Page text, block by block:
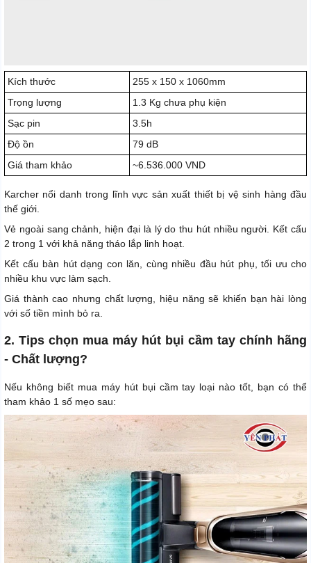
Kích thước
255 x 150 x 1060mm
Trọng lượng
1.3 Kg chưa phụ kiện
Sạc pin
3.5h
Độ ồn
79 dB
Giá tham khảo
~6.536.000 VND
Karcher nổi danh trong lĩnh vực sản xuất thiết bị vệ sinh hàng đầu
thế giới.
Vẻ ngoài sang chảnh, hiện đại là lý do thu hút nhiều người. Kết cấu
2 trong 1 với khả năng tháo lắp linh hoạt.
Kết cấu bàn hút dạng con lăn, cùng nhiều đầu hút phụ, tối ưu cho
nhiều khu vực làm sạch.
Giá thành cao nhưng chất lượng, hiệu năng sẽ khiến bạn hài lòng
với số tiền mình bỏ ra.
2. Tips chọn mua máy hút bụi cầm tay chính hãng
- Chất lượng?
Nếu không biết mua máy hút bụi cầm tay loại nào tốt, bạn có thể
tham khảo 1 số mẹo sau: